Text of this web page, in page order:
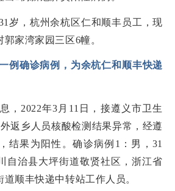
岁，杭州余杭区仁和顺丰员工，现
家湾家园三区6幢。
例确诊病例，为余杭仁和顺丰快递
，2022年3月11日，接遵义市卫生
返乡人员核酸检测结果异常，经遵
结果为阳性。确诊病例1：男，31
自治县大坪街道敬贤社区，浙江省
顺丰快递中转站工作人员。